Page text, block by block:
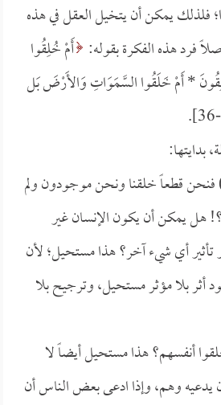
يمكن أن يتخيل العقل في هذه
فرد هذه الفكرة بقوله: أَمْ خُلِقُوا
*أَمْ خَلَقُوا السَّمَوَاتِ وَالأَرْضَ بَل
بدايتها:
قطعاً خلقنا ونحن موجودون ولم
هل يمكن أن يكون الإنسان غير
أي شيء آخر؟ هذا مستحيل؛ لأن
أثر بلا مؤثر مستحيل، وترجيح بلا
أنفسهم؟ هذا مستحيل أيضاً لا
يدعيه وهم، وإذا ادعى بعض الناس أن